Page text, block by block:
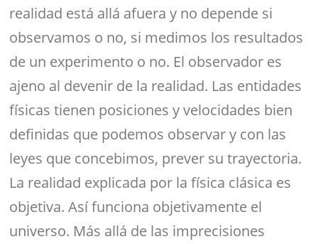
realidad está allá afuera y no depende si
observamos o no, si medimos los resultados
de un experimento o no. El observador es
ajeno al devenir de la realidad. Las entidades
físicas tienen posiciones y velocidades bien
definidas que podemos observar y con las
leyes que concebimos, prever su trayectoria.
La realidad explicada por la física clásica es
objetiva. Así funciona objetivamente el
universo. Más allá de las imprecisiones